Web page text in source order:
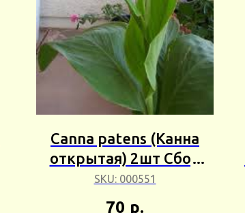
Canna patens (Канна
открытая) 2шт Сбор
24г
SKU: 000551
70 р.